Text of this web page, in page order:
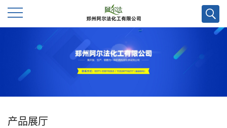
产品展厅